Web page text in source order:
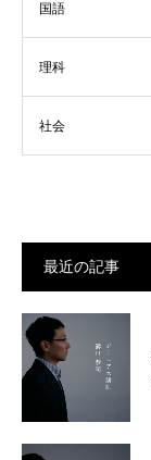
国語
理科
社会
最近の記事